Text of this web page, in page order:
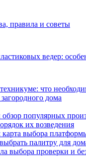
правила и советы
ведер:
что
дома
популярных
их возведения
выбора
палитру для
выбора проверки и